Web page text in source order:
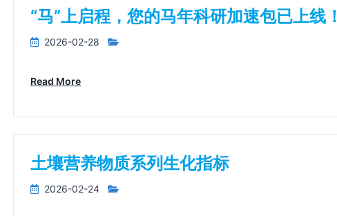
“马”上启程，您的马年科研加速包已上线！
2026-02-28
Read More
土壤营养物质系列生化指标
2026-02-24